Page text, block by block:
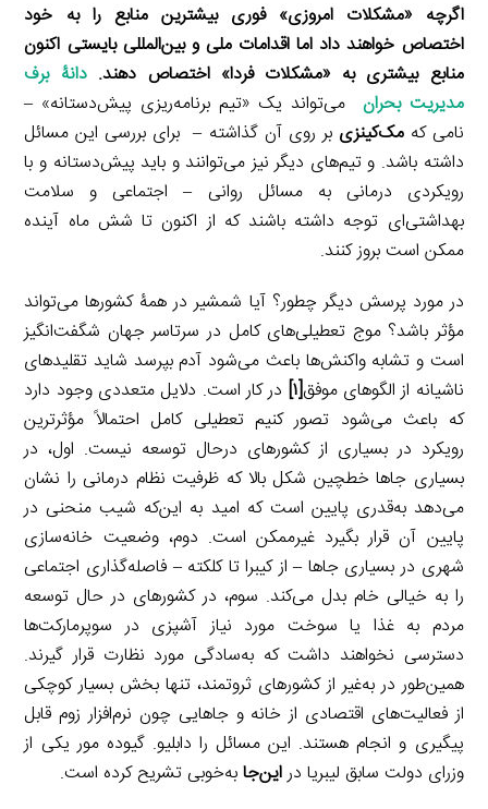
اگرچه «مشکلات امروزی» فوری بیشترین منابع را به خود
اختصاص خواهند داد اما اقدامات ملی و بین‌المللی بایستی اکنون
منابع بیشتری به «مشکلات فردا» اختصاص دهند.دانۀ برف
مدیریت بحران می‌تواند یک «تیم برنامه‌ریزی پیش‌دستانه» –
نامی کهمک‌کینزی بر روی آن گذاشته – برای بررسی این مسائل
داشته باشد. و تیم‌های دیگر نیز می‌توانند و باید پیش‌دستانه و با
رویکردی درمانی به مسائل روانی – اجتماعی و سلامت
بهداشتی‌ای توجه داشته باشند که از اکنون تا شش ماه آینده
ممکن است بروز کنند.
در مورد پرسش دیگر چطور؟ آیا شمشیر در همۀ کشورها می‌تواند
مؤثر باشد؟ موج تعطیلی‌های کامل در سرتاسر جهان شگفت‌انگیز
است و تشابه واکنش‌ها باعث می‌شود آدم بپرسد شاید تقلیدهای
ناشیانه از الگوهای موفق[۱] در کار است. دلایل متعددی وجود دارد
که باعث می‌شود تصور کنیم تعطیلی کامل احتمالاً مؤثرترین
رویکرد در بسیاری از کشورهای درحال توسعه نیست. اول، در
بسیاری جاها خط‍چین شکل بالا که ظرفیت نظام درمانی را نشان
می‌دهد به‌قدری پایین است که امید به این‌که شیب منحنی در
پایین آن قرار بگیرد غیرممکن است. دوم، وضعیت خانه‌سازی
شهری در بسیاری جاها – از کیبرا تا کلکته – فاصله‌گذاری اجتماعی
را به خیالی خام بدل می‌کند. سوم، در کشورهای در حال توسعه
مردم به غذا یا سوخت مورد نیاز آشپزی در سوپرمارکت‌ها
دسترسی نخواهند داشت که به‌سادگی مورد نظارت قرار گیرند.
همین‌طور در به‌غیر از کشورهای ثروتمند، تنها بخش بسیار کوچکی
از فعالیت‌های اقتصادی از خانه و جاهایی چون نرم‌افزار زوم قابل
پیگیری و انجام هستند. این مسائل را دابلیو. گیوده مور یکی از
وزرای دولت سابق لیبریا دراین‌جابه‌خوبی تشریح کرده است.